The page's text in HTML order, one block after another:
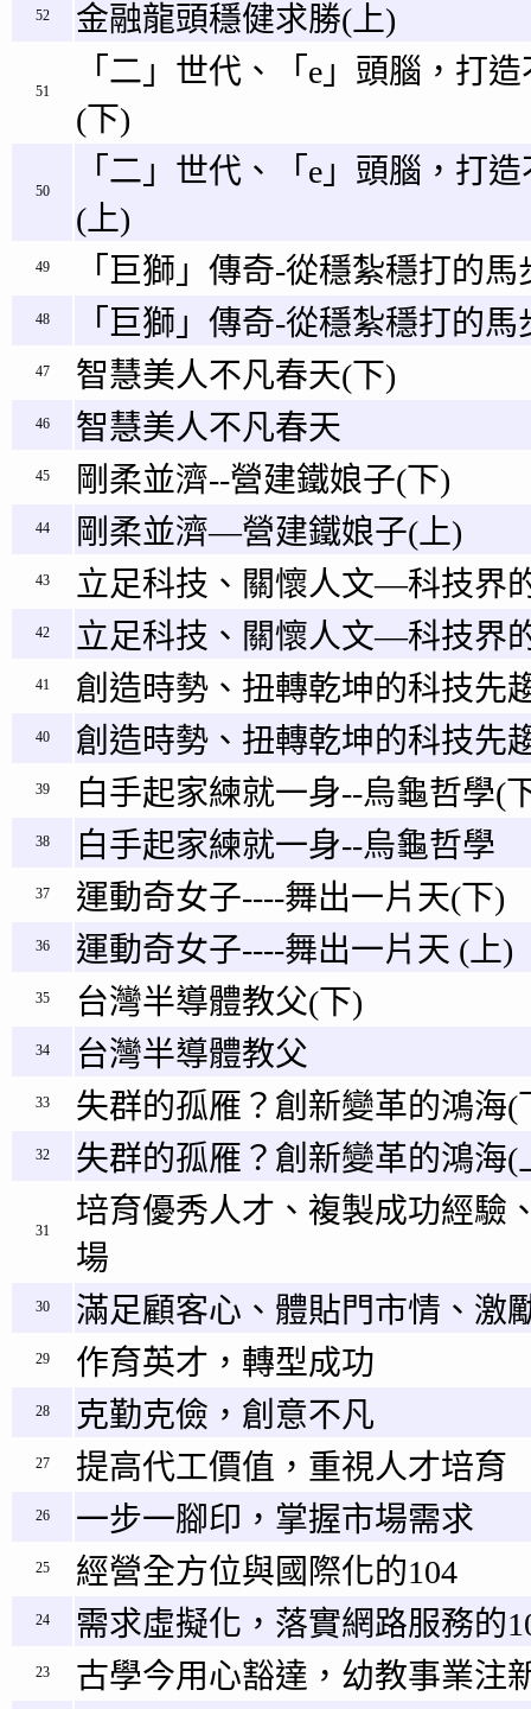
52 金融龍頭穩健求勝(上)
51
「二」世代、「e」頭腦，打
(下)
50
「二」世代、「e」頭腦，打
(上)
49 「巨獅」傳奇-從穩紮穩打的
48 「巨獅」傳奇-從穩紮穩打的
47 智慧美人不凡春天(下)
46 智慧美人不凡春天
45 剛柔並濟--營建鐵娘子(下)
44 剛柔並濟—營建鐵娘子(上)
43 立足科技、關懷人文—科技界
42 立足科技、關懷人文—科技界
41 創造時勢、扭轉乾坤的科技先
40 創造時勢、扭轉乾坤的科技先
39 白手起家練就一身--烏龜哲學(
38 白手起家練就一身--烏龜哲學
37 運動奇女子----舞出一片天(下)
36 運動奇女子----舞出一片天 (上)
35 台灣半導體教父(下)
34 台灣半導體教父
33 失群的孤雁？創新變革的鴻海(
32 失群的孤雁？創新變革的鴻海(
31
培育優秀人才、複製成功經驗
場
30 滿足顧客心、體貼門市情、激
29 作育英才，轉型成功
28 克勤克儉，創意不凡
27 提高代工價值，重視人才培育
26 一步一腳印，掌握市場需求
25 經營全方位與國際化的104
24 需求虛擬化，落實網路服務的
23 古學今用心豁達，幼教事業注